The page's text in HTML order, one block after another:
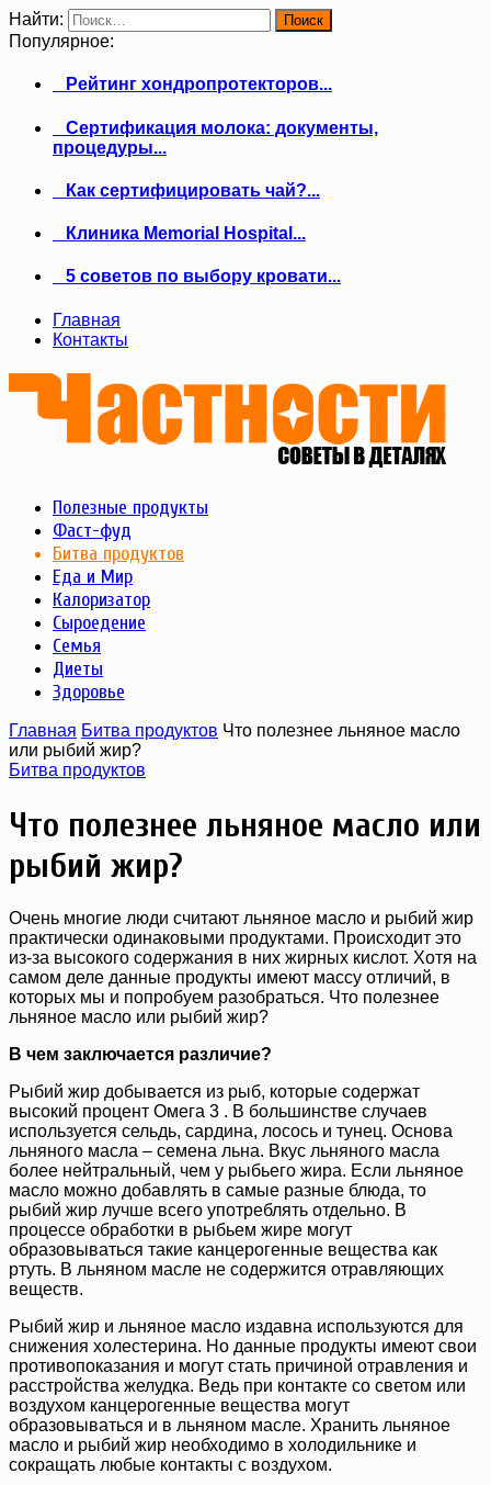
Найти:
Популярное:
Рейтинг хондропротекторов...
Сертификация молока: документы,
процедуры...
Как сертифицировать чай?...
Клиника Memorial Hospital...
5 советов по выбору кровати...
Главная
Контакты
Полезные продукты
Фаст-фуд
Битва продуктов
Еда и Мир
Калоризатор
Сыроедение
Семья
Диеты
Здоровье
Главная Битва продуктов Что полезнее льняное масло
или рыбий жир?
Битва продуктов
Что полезнее льняное масло или
рыбий жир?
Очень многие люди считают льняное масло и рыбий жир
практически одинаковыми продуктами. Происходит это
из-за высокого содержания в них жирных кислот. Хотя на
самом деле данные продукты имеют массу отличий, в
которых мы и попробуем разобраться. Что полезнее
льняное масло или рыбий жир?
В чем заключается различие?
Рыбий жир добывается из рыб, которые содержат
высокий процент Омега 3 . В большинстве случаев
используется сельдь, сардина, лосось и тунец. Основа
льняного масла – семена льна. Вкус льняного масла
более нейтральный, чем у рыбьего жира. Если льняное
масло можно добавлять в самые разные блюда, то
рыбий жир лучше всего употреблять отдельно. В
процессе обработки в рыбьем жире могут
образовываться такие канцерогенные вещества как
ртуть. В льняном масле не содержится отравляющих
веществ.
Рыбий жир и льняное масло издавна используются для
снижения холестерина. Но данные продукты имеют свои
противопоказания и могут стать причиной отравления и
расстройства желудка. Ведь при контакте со светом или
воздухом канцерогенные вещества могут
образовываться и в льняном масле. Хранить льняное
масло и рыбий жир необходимо в холодильнике и
сокращать любые контакты с воздухом.